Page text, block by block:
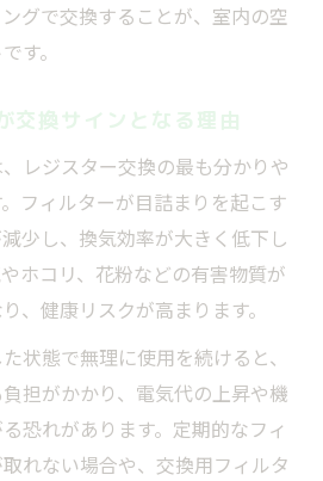
グで交換することが、室内の空
す。
交換サインとなる理由
レジスター交換の最も分かりや
フィルターが目詰まりを起こす
少し、換気効率が大きく低下し
ホコリ、花粉などの有害物質が
、健康リスクが高まります。
状態で無理に使用を続けると、
担がかかり、電気代の上昇や機
恐れがあります。定期的なフィ
れない場合や、交換用フィルタ